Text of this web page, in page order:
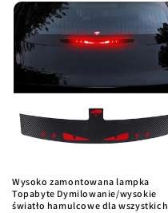
Wysoko zamontowana lampka
Topabyte Dymilowanie/wysokie
światło hamulcowe dla wszystkich